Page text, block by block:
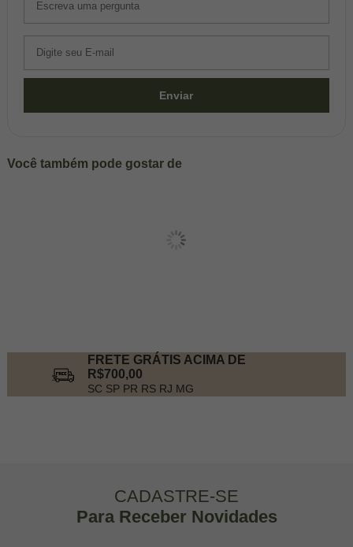
Enviar
Você também pode gostar de
FRETE GRÁTIS ACIMA DE
R$700,00
SC SP PR RS RJ MG
CADASTRE-SE
Para Receber Novidades